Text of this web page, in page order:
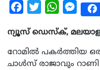
Facebook
Twitter WhatsApp
ന്യൂസ് ഡെസ്ക്,
റോമിൽ പകർത്തിയ
ചാൾസ് രാജാവും